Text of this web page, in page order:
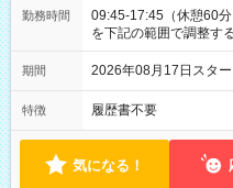
勤務時間
09:45-17:45（休憩60
を下記の範囲で調整す
09:45～12:30 ・勤務
07:45
期間 2026年08月17日スタ
特徴 履歴書不要
気になる！